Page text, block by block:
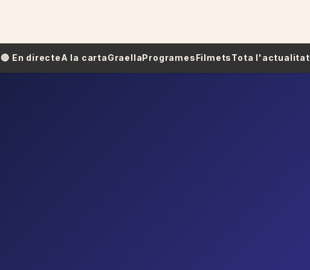
🔴​​ En directeA la cartaGraellaProgramesFilmetsTota l'actualitat